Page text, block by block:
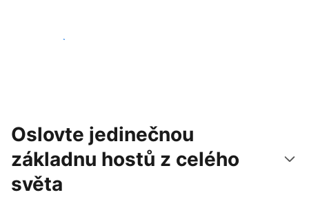
Začít ještě dnes
Oslovte jedinečnou
základnu hostů z celého
světa